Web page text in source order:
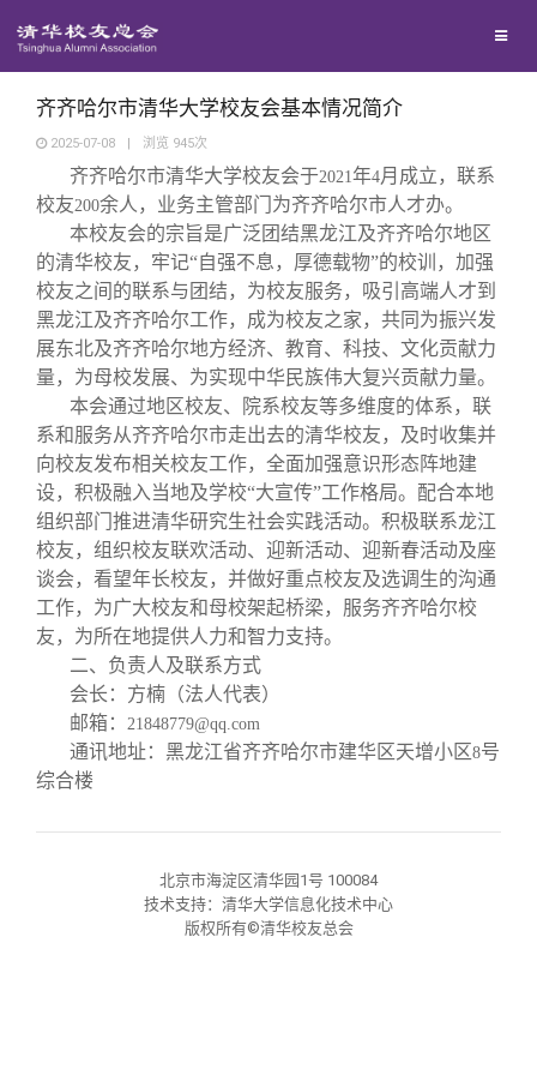
西南联大校友会
回馈母校
捐赠项目
捐赠新闻
捐赠纪事
捐赠方法
义工计划
媒体平台
《清华校友通讯》
《水木清华》
我要订阅
新媒体平台
百年清华
清华人物
清华故事
青春风采
校友文苑
校友讲坛
校友视界
校友服务
终身学习
信息化服务
三创大赛
实用信息
校友总会
总会简介
会长致辞
总会章程
理事会名单
制度法规
联系我们
关闭
齐齐哈尔市清华大学校友会基本情况简介
2025-07-08 | 浏览 945次
齐齐哈尔市清华大学校友会于2021年4月成立，联系
校友200余人，业务主管部门为齐齐哈尔市人才办。
本校友会的宗旨是广泛团结黑龙江及齐齐哈尔地区
的清华校友，牢记“自强不息，厚德载物”的校训，加强
校友之间的联系与团结，为校友服务，吸引高端人才到
黑龙江及齐齐哈尔工作，成为校友之家，共同为振兴发
展东北及齐齐哈尔地方经济、教育、科技、文化贡献力
量，为母校发展、为实现中华民族伟大复兴贡献力量。
本会通过地区校友、院系校友等多维度的体系，联
系和服务从齐齐哈尔市走出去的清华校友，及时收集并
向校友发布相关校友工作，全面加强意识形态阵地建
设，积极融入当地及学校“大宣传”工作格局。配合本地
组织部门推进清华研究生社会实践活动。积极联系龙江
校友，组织校友联欢活动、迎新活动、迎新春活动及座
谈会，看望年长校友，并做好重点校友及选调生的沟通
工作，为广大校友和母校架起桥梁，服务齐齐哈尔校
友，为所在地提供人力和智力支持。
二、负责人及联系方式
会长：方楠（法人代表）
邮箱： 21848779@qq.com
通讯地址：黑龙江省齐齐哈尔市建华区天增小区8号
综合楼
北京市海淀区清华园1号 100084
技术支持：清华大学信息化技术中心
版权所有©清华校友总会